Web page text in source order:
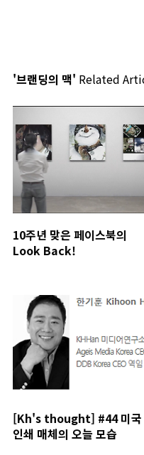
'브랜딩의 맥' Related
10주년 맞은 페이스북의
Look Back!
[Kh's thought] #44 미국
인쇄 매체의 오늘 모습